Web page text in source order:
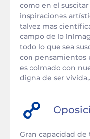
como en el suscitar
inspiraciones
talvez mas
campo de lo
todo lo que sea
con pensamientos
es colmado con
digna de ser
Gran capacidad